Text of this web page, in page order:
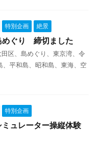
特別企画 絶景
ぐり 締切ました
田区、島めぐり、東京湾、令
、平和島、昭和島、東海、空
特別企画
ュレーター操縦体験